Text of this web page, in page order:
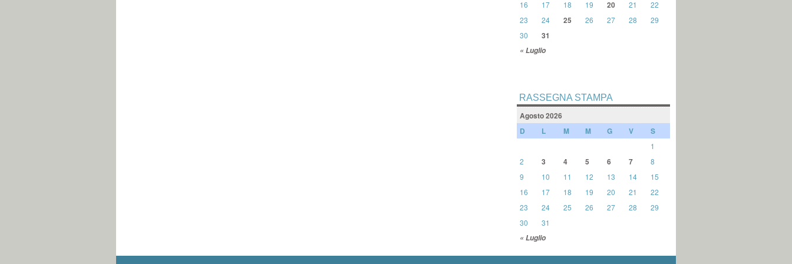
« Luglio
16
17 18 19 20 21
22
23
24 25 26 27 28
29
30
31
RASSEGNA STAMPA
Agosto 2026
D
L M M G V S
« Luglio
1
2
3 4 5 6 7
8
9
10 11 12 13 14
15
16
17 18 19 20 21
22
23
24 25 26 27 28
29
30
31